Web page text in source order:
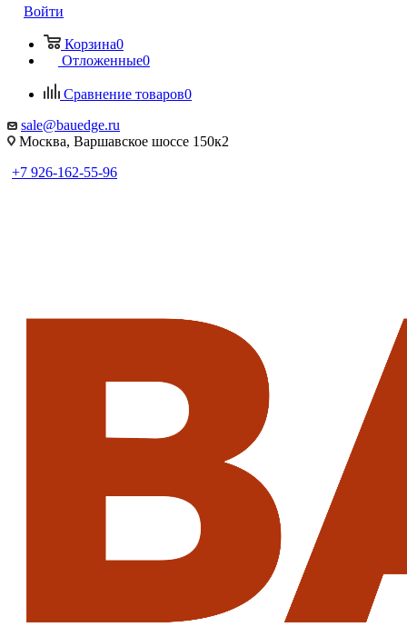
Войти
Корзина0
Отложенные0
Сравнение товаров0
sale@bauedge.ru
Москва, Варшавское шоссе 150к2
+7 926-162-55-96